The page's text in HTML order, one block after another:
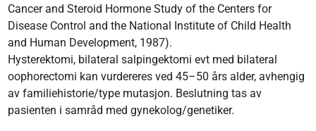
Cancer and Steroid Hormone Study of the Centers for
Disease Control and the National Institute of Child Health
and Human Development, 1987).
Hysterektomi, bilateral salpingektomi evt med bilateral
oophorectomi kan vurdereres ved 45–50 års alder, avhengig
av familiehistorie/type mutasjon. Beslutning tas av
pasienten i samråd med gynekolog/genetiker.